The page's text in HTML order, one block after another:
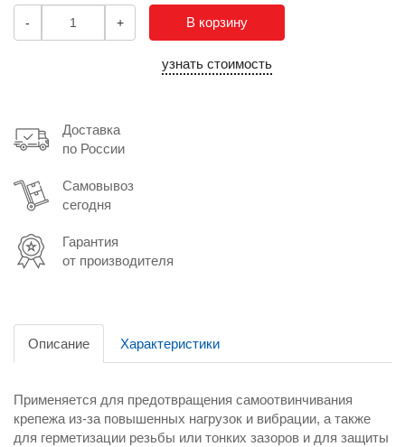
- + В корзину
узнать стоимость
Доставка
по России
Самовывоз
сегодня
Гарантия
от производителя
Описание Характеристики
Применяется для предотвращения самоотвинчивания
крепежа из-за повышенных нагрузок и вибрации, а также
для герметизации резьбы или тонких зазоров и для защиты